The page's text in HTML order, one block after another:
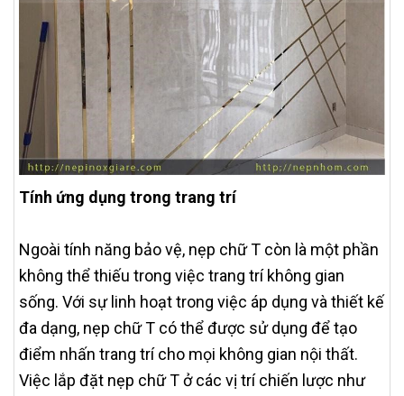
Tính ứng dụng trong trang trí
Ngoài tính năng bảo vệ, nẹp chữ T còn là một phần
không thể thiếu trong việc trang trí không gian
sống. Với sự linh hoạt trong việc áp dụng và thiết kế
đa dạng, nẹp chữ T có thể được sử dụng để tạo
điểm nhấn trang trí cho mọi không gian nội thất.
Việc lắp đặt nẹp chữ T ở các vị trí chiến lược như